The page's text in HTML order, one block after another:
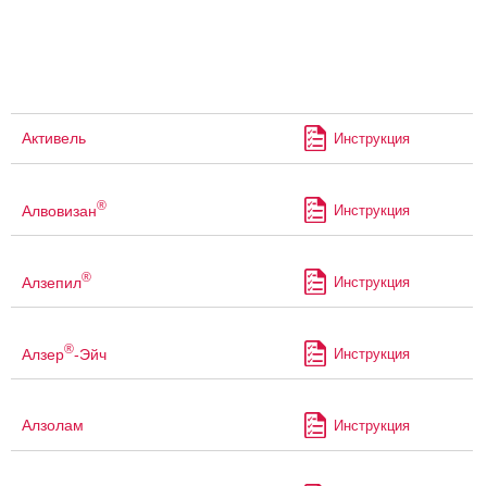
Активель Инструкция
Алвовизан® Инструкция
Алзепил® Инструкция
Алзер®-Эйч Инструкция
Алзолам Инструкция